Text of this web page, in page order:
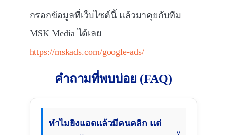
กรอกข้อมูลที่เว็บไซต์นี้ แล้วมาคุยกับทีม
MSK Media ได้เลย
https://mskads.com/google-ads/
คำถามที่พบบ่อย (FAQ)
ทำไมยิงแอดแล้วมีคนคลิก แต่